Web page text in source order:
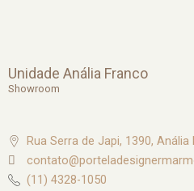
s
m
Unidade Anália Franco
Showroom
Rua Serra de Japi, 1390,
(11) 4328-1050